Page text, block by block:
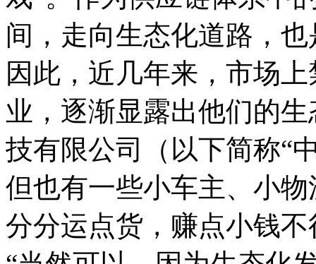
间，走向生态化道路，
因此，近几年来，市场
业，逐渐显露出他们的
技有限公司（以下简称“
但也有一些小车主、小
分分运点货，赚点小钱不